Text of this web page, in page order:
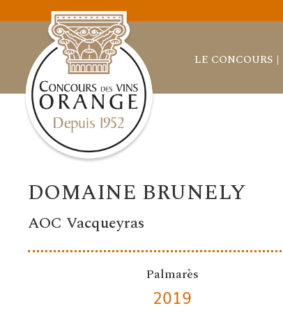
LE CONCOURS
DOMAINE BRUNELY
AOC Vacqueyras
Palmarès
2019